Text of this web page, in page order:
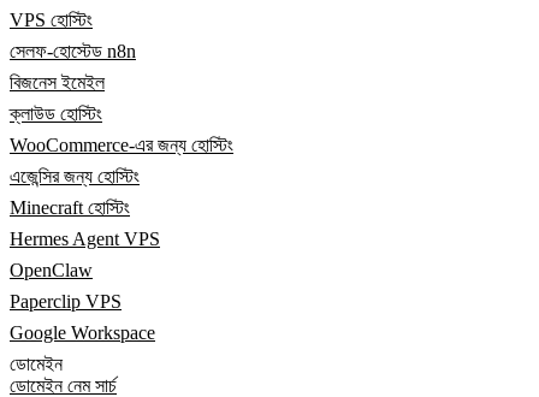
VPS হোস্টিং
সেলফ-হোস্টেড n8n
বিজনেস ইমেইল
ক্লাউড হোস্টিং
WooCommerce-এর জন্য হোস্টিং
এজেন্সির জন্য হোস্টিং
Minecraft হোস্টিং
Hermes Agent VPS
OpenClaw
Paperclip VPS
Google Workspace
ডোমেইন
ডোমেইন নেম সার্চ